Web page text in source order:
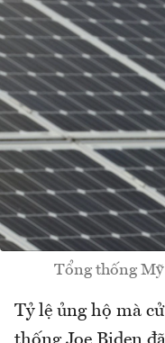
Tổng thống
Tỷ lệ ủng hộ mà